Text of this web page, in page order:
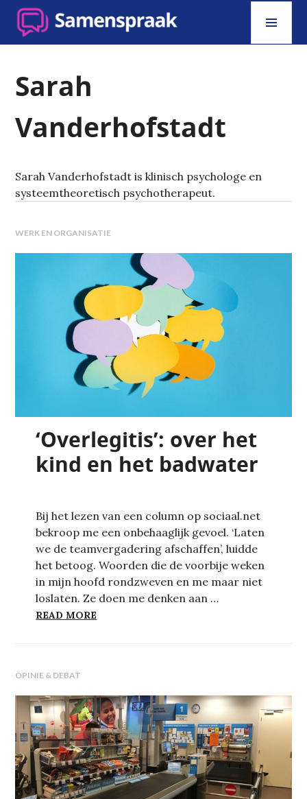
Skip
content
SAMENSPRAAK
Sarah
Vanderhofstadt
Sarah Vanderhofstadt is klinisch psychologe en
systeemtheoretisch psychotherapeut.
WERK EN ORGANISATIE
‘Overlegitis’: over het
kind en het badwater
Bij het lezen van een column op sociaal.net
bekroop me een onbehaaglijk gevoel. ‘Laten
we de teamvergadering afschaffen’, luidde
het betoog. Woorden die de voorbije weken
in mijn hoofd rondzweven en me maar niet
loslaten. Ze doen me denken aan …
READ MORE
OPINIE & DEBAT